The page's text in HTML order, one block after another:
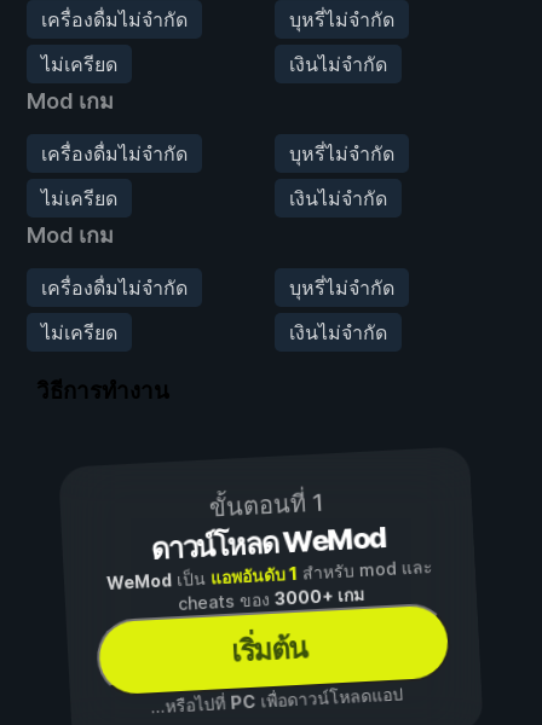
เครื่องดื่มไม่จำกัด
บุหรี่ไม่จำกัด
ไม่เครียด
เงินไม่จำกัด
Mod เกม
เครื่องดื่มไม่จำกัด
บุหรี่ไม่จำกัด
ไม่เครียด
เงินไม่จำกัด
Mod เกม
เครื่องดื่มไม่จำกัด
บุหรี่ไม่จำกัด
ไม่เครียด
เงินไม่จำกัด
วิธีการทำงาน
ขั้นตอนที่ 1
ดาวน์โหลด WeMod
WeModเป็น แอพอันดับ 1 สำหรับ mod และ
cheats ของ3000+ เกม
เริ่มต้น
...หรือไปที่ PCเพื่อดาวน์โหลดแอป